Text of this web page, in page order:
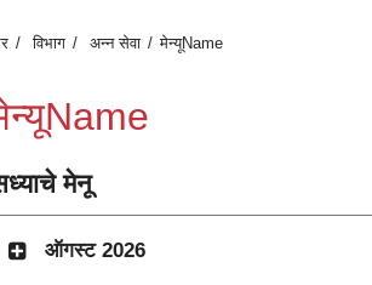
विभाग अन्न सेवा मेन्यूName
मेनू
ऑगस्ट 2026